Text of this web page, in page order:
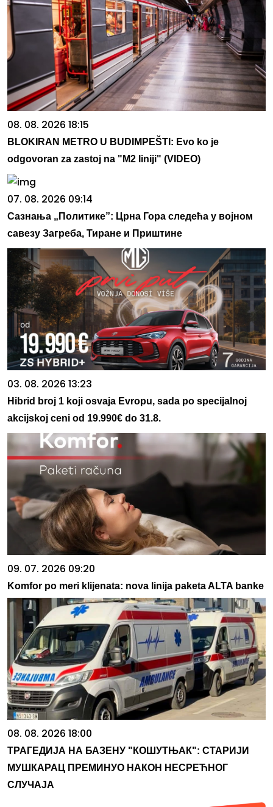
08. 08. 2026 18:15
BLOKIRAN METRO U BUDIMPEŠTI: Evo ko je
odgovoran za zastoj na "M2 liniji" (VIDEO)
07. 08. 2026 09:14
Сазнања „Политике”: Црна Гора следећа у војном
савезу Загреба, Тиране и Приштине
03. 08. 2026 13:23
Hibrid broj 1 koji osvaja Evropu, sada po specijalnoj
akcijskoj ceni od 19.990€ do 31.8.
09. 07. 2026 09:20
Komfor po meri klijenata: nova linija paketa ALTA banke
08. 08. 2026 18:00
ТРАГЕДИЈА НА БАЗЕНУ "КОШУТЊАК": СТАРИЈИ
МУШКАРАЦ ПРЕМИНУО НАКОН НЕСРЕЋНОГ
СЛУЧАЈА